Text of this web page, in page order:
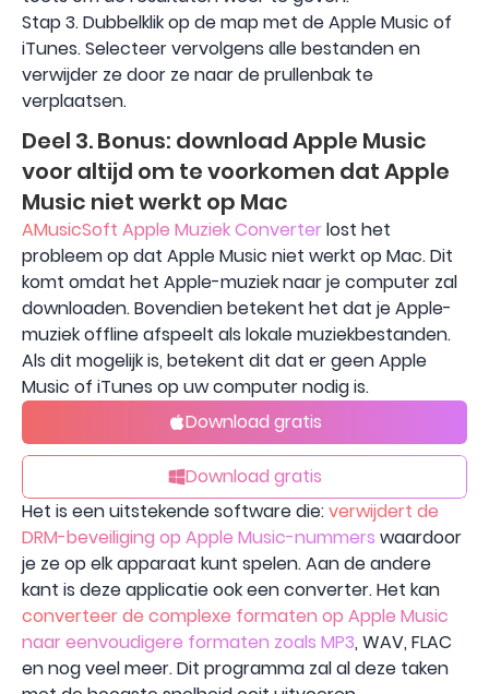
Stap 3. Dubbelklik op de map met de Apple Music of
iTunes. Selecteer vervolgens alle bestanden en
verwijder ze door ze naar de prullenbak te
verplaatsen.
Deel 3. Bonus: download Apple Music
voor altijd om te voorkomen dat Apple
Music niet werkt op Mac
AMusicSoft Apple Muziek Converter lost het
probleem op dat Apple Music niet werkt op Mac. Dit
komt omdat het Apple-muziek naar je computer zal
downloaden. Bovendien betekent het dat je Apple-
muziek offline afspeelt als lokale muziekbestanden.
Als dit mogelijk is, betekent dit dat er geen Apple
Music of iTunes op uw computer nodig is.
Download gratis
Download gratis
Het is een uitstekende software die:verwijdert de
DRM-beveiliging op Apple Music-nummers waardoor
je ze op elk apparaat kunt spelen. Aan de andere
kant is deze applicatie ook een converter. Het kan
converteer de complexe formaten op Apple Music
naar eenvoudigere formaten zoals MP3, WAV, FLAC
en nog veel meer. Dit programma zal al deze taken